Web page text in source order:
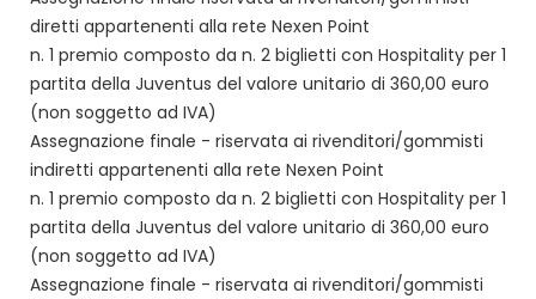
diretti appartenenti alla rete Nexen Point
n. 1 premio composto da n. 2 biglietti con Hospitality per 1
partita della Juventus del valore unitario di 360,00 euro
(non soggetto ad IVA)
Assegnazione finale - riservata ai rivenditori/gommisti
indiretti appartenenti alla rete Nexen Point
n. 1 premio composto da n. 2 biglietti con Hospitality per 1
partita della Juventus del valore unitario di 360,00 euro
(non soggetto ad IVA)
Assegnazione finale - riservata ai rivenditori/gommisti